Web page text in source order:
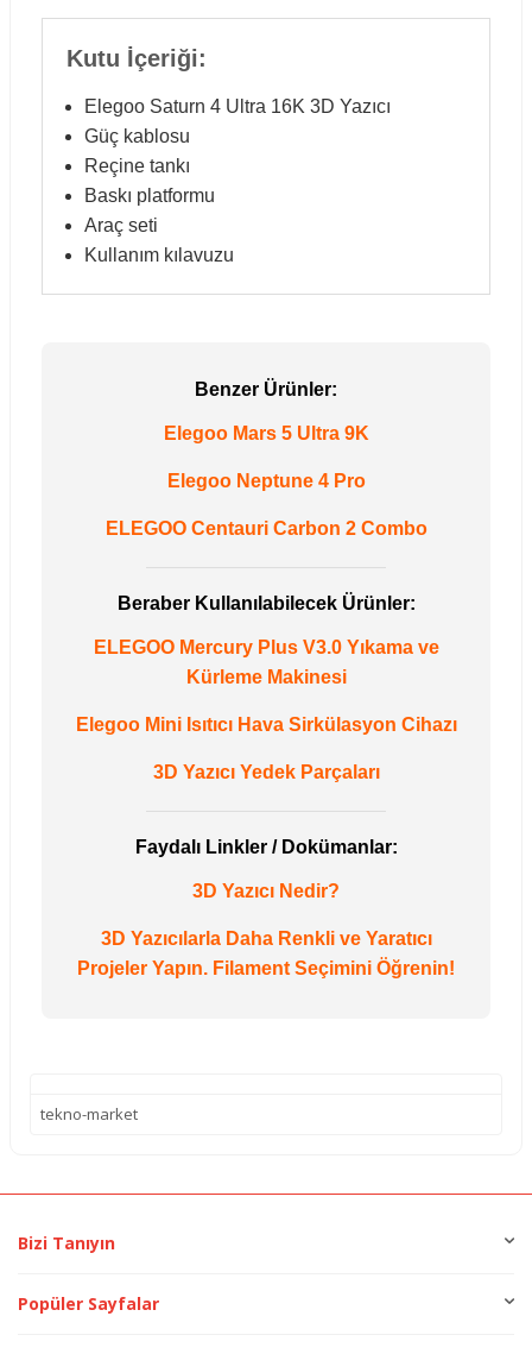
Kutu İçeriği:
Elegoo Saturn 4 Ultra 16K 3D Yazıcı
Güç kablosu
Reçine tankı
Baskı platformu
Araç seti
Kullanım kılavuzu
Benzer Ürünler:
Elegoo Mars 5 Ultra 9K
Elegoo Neptune 4 Pro
ELEGOO Centauri Carbon 2 Combo
Beraber Kullanılabilecek Ürünler:
ELEGOO Mercury Plus V3.0 Yıkama ve
Kürleme Makinesi
Elegoo Mini Isıtıcı Hava Sirkülasyon Cihazı
3D Yazıcı Yedek Parçaları
Faydalı Linkler / Dokümanlar:
3D Yazıcı Nedir?
3D Yazıcılarla Daha Renkli ve Yaratıcı
Projeler Yapın. Filament Seçimini Öğrenin!
tekno-market
Bizi Tanıyın
Popüler Sayfalar